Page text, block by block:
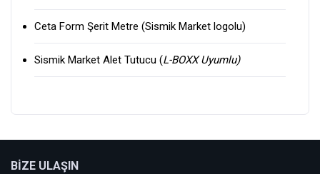
Ceta Form Şerit Metre (Sismik Market logolu)
Sismik Market Alet Tutucu (L-BOXX Uyumlu)
BİZE ULAŞIN